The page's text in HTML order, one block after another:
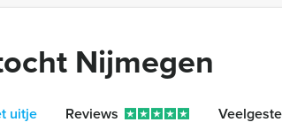
Nijmegen
uitje Reviews